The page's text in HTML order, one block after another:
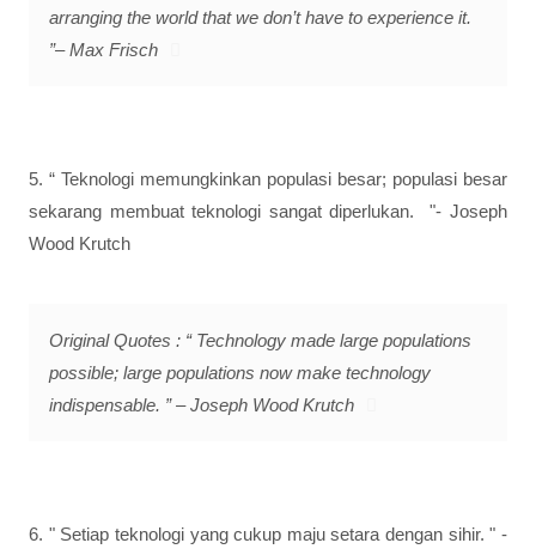
arranging the world that we don’t have to experience it.
”– Max Frisch
5. “ Teknologi memungkinkan populasi besar; populasi besar
sekarang membuat teknologi sangat diperlukan. "- Joseph
Wood Krutch
Original Quotes : “ Technology made large populations
possible; large populations now make technology
indispensable. ” – Joseph Wood Krutch
6. " Setiap teknologi yang cukup maju setara dengan sihir. " -